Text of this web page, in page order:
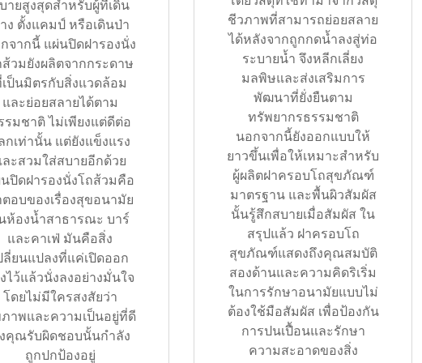
ายสูงสุดสำหรับผู้ที่เดิน
ง ตั้งแคมป์ หรือเดินป่า
จากนี้ แผ่นปิดฝารองนั่ง
วมยังผลิตจากกระดาษ
ป็นมิตรกับสิ่งแวดล้อม
และย่อยสลายได้ตาม
รมชาติ ไม่เพียงแต่ดีต่อ
กเท่านั้น แต่ยังแข็งแรง
ะสวมใส่สบายอีกด้วย
ปิดฝารองนั่งโถส้วมคือ
อบของเรื่องสุขอนามัย
ห้องน้ำสาธารณะ บาร์
และคาเฟ่ มันคือสิ่ง
ลี่ยนแปลงที่แค่เปิดออก
ไว้แล้วนั่งลงอย่างมั่นใจ
โดยไม่มีใครสงสัยว่า
าพและความเป็นอยู่ที่ดี
คุณรับผิดชอบนั้นกำลัง
ถูกปกป้องอยู่
ชีวภาพที่สามารถย่อยสลาย
ได้หลังจากถูกกดน้ำลงสู่ท่อ
ระบายน้ำ จึงหลีกเลี่ยง
มลพิษและส่งเสริมการ
พัฒนาที่ยั่งยืนตาม
ทรัพยากรธรรมชาติ
นอกจากนี้ยังออกแบบให้
ยาวขึ้นเพื่อให้เหมาะสำหรับ
ผู้ผลิตฝาครอบโถสุขภัณฑ์
มาตรฐาน และพื้นผิวสัมผัส
นั้นรู้สึกสบายเมื่อสัมผัส ใน
สรุปแล้ว ฝาครอบโถ
สุขภัณฑ์แสดงถึงคุณสมบัติ
สองด้านและความคิดริเริ่ม
ในการรักษาอนามัยแบบไม่
ต้องใช้มือสัมผัส เพื่อป้องกัน
การปนเปื้อนและรักษา
ความสะอาดของสิ่ง